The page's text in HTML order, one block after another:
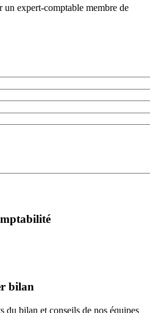
un expert-comptable membre de
bilan
du bilan et conseils de nos équipes